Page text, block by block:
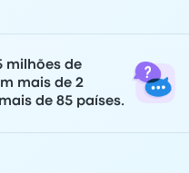
milhões de
mais de 2
de 85 países.